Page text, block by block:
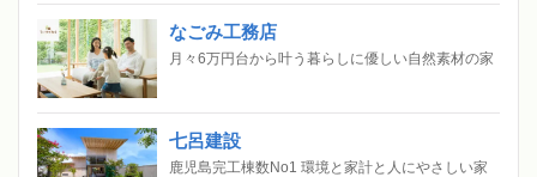
なごみ工務店
月々6万円台から叶う暮らしに優しい自然素材の家
七呂建設
鹿児島完工棟数No1 環境と家計と人にやさしい家